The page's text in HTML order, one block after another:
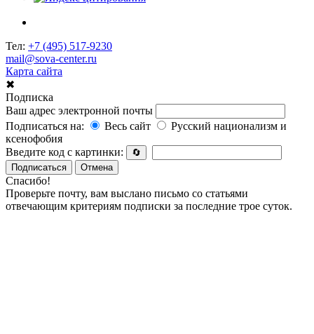
Тел: +7 (495) 517-9230
mail@sova-center.ru
Карта сайта
✖
Подписка
Ваш адрес электронной почты
Подписаться на:
Весь сайт
Русский национализм и
ксенофобия
Введите код с картинки:
🔄
Подписаться
Отмена
Спасибо!
Проверьте почту, вам выслано письмо со статьями
отвечающим критериям подписки за последние трое суток.